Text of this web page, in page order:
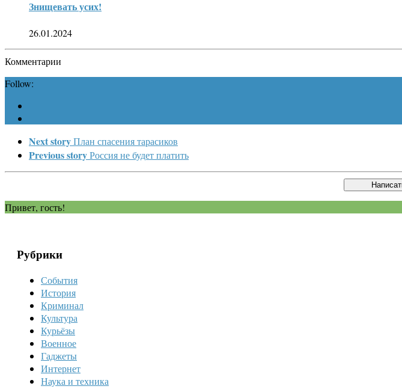
Знищевать усих!
26.01.2024
Комментарии
Follow:
Next storyПлан спасения тарасиков
Previous storyРоссия не будет платить
Привет, гость!
Рубрики
События
История
Криминал
Культура
Курьёзы
Военное
Гаджеты
Интернет
Наука и техника